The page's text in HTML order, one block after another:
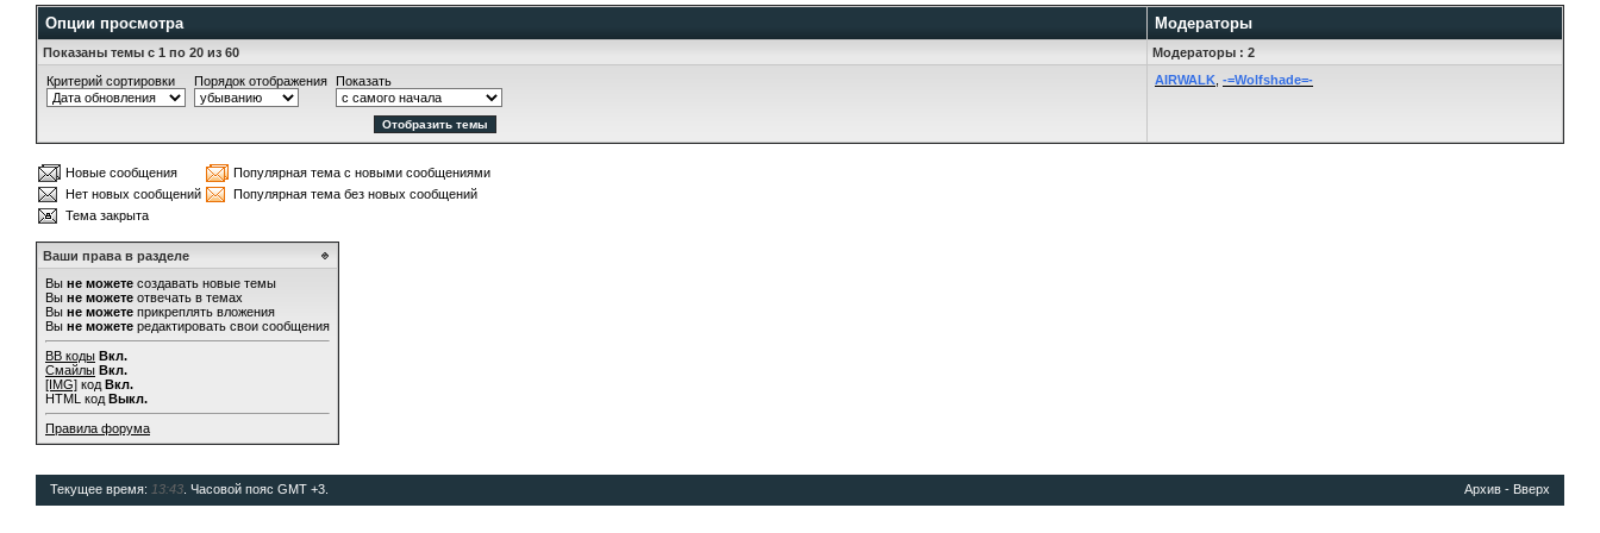
Опции просмотра Модераторы
Показаны темы с 1 по 20 из 60
Модераторы : 2
Критерий сортировки
Порядок отображения Показать AIRWALK -=Wolfshade=-
Новые сообщения
Популярная тема с новыми сообщениями
Нет новых сообщений
Популярная тема без новых сообщений
Тема закрыта
Ваши права в разделе
Вы не можете создавать новые темы
Вы не можете отвечать в темах
Вы не можете прикреплять вложения
Вы не можете редактировать свои сообщения
BB коды Вкл.
Смайлы Вкл.
[IMG] код Вкл.
HTML код Выкл.
Правила форума
Текущее время: 13:43 . Часовой пояс GMT +3. Архив - Вверх